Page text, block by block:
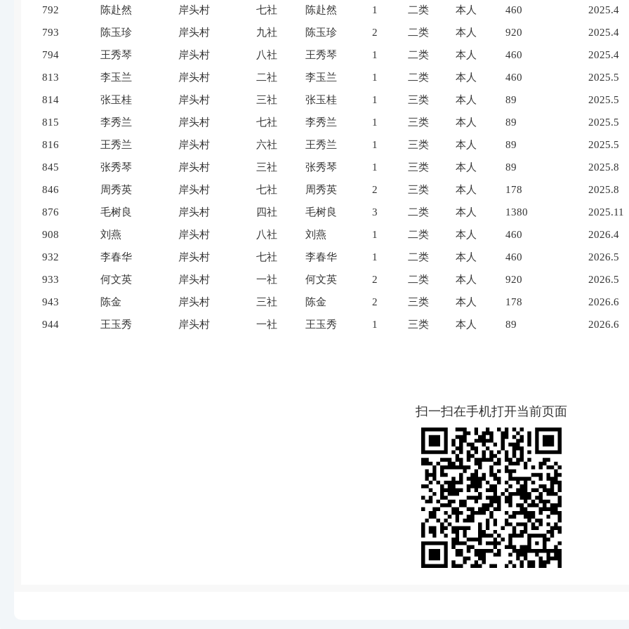
792 陈赴然 岸头村 七社 陈赴然 1 二类 本人 460
2025.4
793
陈玉珍 岸头村 九社 陈玉珍 2 二类 本人 920
2025.4
794
王秀琴 岸头村 八社 王秀琴 1 二类 本人 460
2025.4
813
李玉兰 岸头村 二社 李玉兰 1 二类 本人 460
2025.5
814
张玉桂 岸头村 三社 张玉桂 1 三类 本人 89
2025.5
815
李秀兰 岸头村 七社 李秀兰 1 三类 本人 89
2025.5
816
王秀兰 岸头村 六社 王秀兰 1 三类 本人 89
2025.5
845
张秀琴 岸头村 三社 张秀琴 1 三类 本人 89
2025.8
846
周秀英 岸头村 七社 周秀英 2 三类 本人 178
2025.8
876
毛树良 岸头村 四社 毛树良 3 二类 本人 1380
2025.11
908
刘燕 岸头村 八社 刘燕 1 二类 本人 460
2026.4
932
李春华 岸头村 七社 李春华 1 二类 本人 460
2026.5
933
何文英 岸头村 一社 何文英 2 二类 本人 920
2026.5
943
陈金 岸头村 三社 陈金 2 三类 本人 178
2026.6
944
王玉秀 岸头村 一社 王玉秀 1 三类 本人 89 2026.6
扫一扫在手机打开当前页面